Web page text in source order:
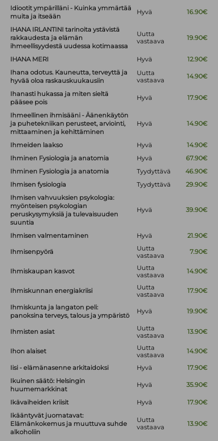
Idiootit ympärilläni - Kuinka ymmärtää
muita ja itseään
Hyvä 16.90€
IHANA IRLANTINI tarinoita ystävistä
rakkaudesta ja elämän
ihmeellisyydestä uudessa kotimaassa
Uutta
vastaava
19.90€
IHANA MERI Hyvä
12.90€
Ihana odotus. Kauneutta, terveyttä ja
hyvää oloa raskauskuukausiin
Uutta
vastaava
14.90€
Ihanasti hukassa ja miten sieltä
pääsee pois
Hyvä 17.90€
Ihmeellinen ihmisääni - Äänenkäytön
ja puhetekniikan perusteet, arviointi,
mittaaminen ja kehittäminen
Hyvä 14.90€
Ihmeiden laakso Hyvä
14.90€
Ihminen Fysiologia ja anatomia
Hyvä
67.90€
Ihminen Fysiologia ja anatomia
Tyydyttävä
46.90€
Ihmisen fysiologia
Tyydyttävä
29.90€
Ihmisen vahvuuksien psykologia:
myönteisen psykologian
peruskysymyksiä ja tulevaisuuden
suuntia
Hyvä 39.90€
Ihmisen valmentaminen Hyvä 21.90€
Ihmisenpyörä
Uutta
vastaava
7.90€
Ihmiskaupan kasvot
Uutta
vastaava
14.90€
Ihmiskunnan energiakriisi
Uutta
vastaava
17.90€
Ihmiskunta ja langaton peli:
panoksina terveys, talous ja ympäristö
Hyvä 19.90€
Ihmisten asiat
Uutta
vastaava
13.90€
Ihon alaiset
Uutta
vastaava
14.90€
Iisi - elämänasenne arkitaidoksi Hyvä
17.90€
Ikuinen säätö: Helsingin
huumemarkkinat
Hyvä 35.90€
Ikävaiheiden kriisit Hyvä
17.90€
Ikääntyvät juomatavat:
Elämänkokemus ja muuttuva suhde
alkoholiin
Uutta
vastaava
13.90€